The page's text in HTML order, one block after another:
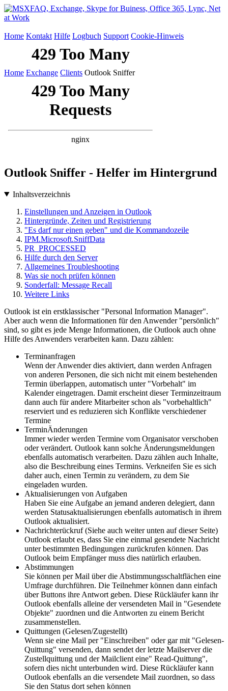
Home Kontakt Hilfe Logbuch Support Cookie-Hinweis
Home Exchange Clients Outlook Sniffer
Outlook Sniffer - Helfer im Hintergrund
Inhaltsverzeichnis
Einstellungen und Anzeigen in Outlook
Hintergründe, Zeiten und Registrierung
"Es darf nur einen geben" und die Kommandozeile
IPM.Microsoft.SniffData
PR_PROCESSED
Hilfe durch den Server
Allgemeines Troubleshooting
Was sie noch prüfen können
Sonderfall: Message Recall
Weitere Links
Outlook ist ein erstklassischer "Personal Information Manager".
Aber auch wenn die Informationen für den Anwender "persönlich"
sind, so gibt es jede Menge Informationen, die Outlook auch ohne
Hilfe des Anwenders verarbeiten kann. Dazu zählen:
Terminanfragen
Wenn der Anwender dies aktiviert, dann werden Anfragen
von anderen Personen, die sich nicht mit einem bestehenden
Termin überlappen, automatisch unter "Vorbehalt" im
Kalender eingetragen. Damit erscheint dieser Terminzeitraum
dann auch für andere Mitarbeiter schon als "vorbehaltlich"
reserviert und es reduzieren sich Konflikte verschiedener
Termine
TerminÄnderungen
Immer wieder werden Termine vom Organisator verschoben
oder verändert. Outlook kann solche Änderungsmeldungen
ebenfalls automatisch verarbeiten. Dazu zählen auch Inhalte,
also die Beschreibung eines Termins. Verkneifen Sie es sich
daher auch, einen Termin zu verändern, zu dem Sie
eingeladen wurden.
Aktualisierungen von Aufgaben
Haben Sie eine Aufgabe an jemand anderen delegiert, dann
werden Statusaktualisierungen ebenfalls automatisch in ihrem
Outlook aktualisiert.
Nachrichterückruf (Siehe auch weiter unten auf dieser Seite)
Outlook erlaubt es, dass Sie eine einmal gesendete Nachricht
unter bestimmten Bedingungen zurückrufen können. Das
Outlook beim Empfänger muss dies natürlich erlauben.
Abstimmungen
Sie können per Mail über die Abstimmungsschaltflächen eine
Umfrage durchführen. Die Teilnehmer können dann einfach
über Buttons ihre Antwort geben. Diese Rückläufer kann ihr
Outlook ebenfalls alleine der versendeten Mail in "Gesendete
Objekte" zuordnen und die Antworten zu einem Bericht
zusammenstellen.
Quittungen (Gelesen/Zugestellt)
Wenn sie eine Mail per "Einschreiben" oder gar mit "Gelesen-
Quittung" versenden, dann sendet der letzte Mailserver die
Zustellquittung und der Mailclient eine" Read-Quittung",
sofern dies nicht unterbunden wird. Diese Rückläufer kann
Outlook ebenfalls an die versendete Mail zuordnen, so dass
Sie den Status dort sehen können